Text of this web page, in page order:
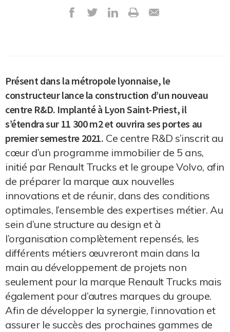
Présent dans la métropole lyonnaise, le
constructeur lance la construction d’un nouveau
centre R&D. Implanté à Lyon Saint-Priest, il
s’étendra sur 11 300 m2 et ouvrira ses portes au
premier semestre 2021. Ce centre R&D s’inscrit au
cœur d’un programme immobilier de 5 ans,
initié par Renault Trucks et le groupe Volvo, afin
de préparer la marque aux nouvelles
innovations et de réunir, dans des conditions
optimales, l’ensemble des expertises métier. Au
sein d’une structure au design et à
l’organisation complètement repensés, les
différents métiers œuvreront main dans la
main au développement de projets non
seulement pour la marque Renault Trucks mais
également pour d’autres marques du groupe.
Afin de développer la synergie, l’innovation et
assurer le succès des prochaines gammes de